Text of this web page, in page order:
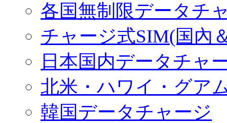
各国無制限データチ
チャージ式SIM(国內
日本国内データチャ
北米・ハワイ・グア
韓国データチャージ